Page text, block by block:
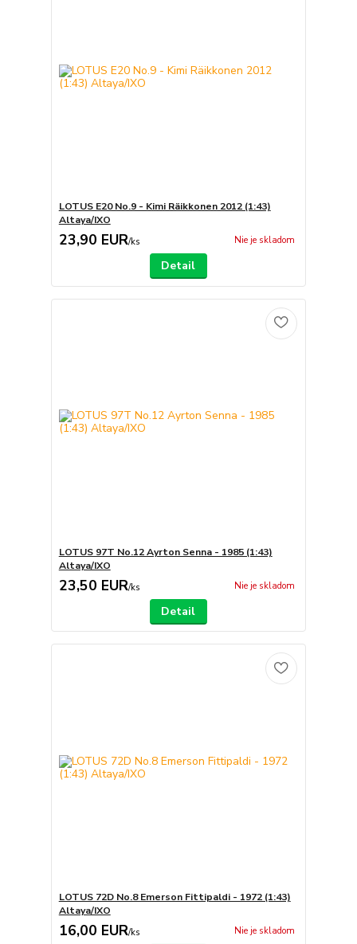
LOTUS E20 No.9 - Kimi Räikkonen 2012 (1:43)
Altaya/IXO
23,90 EUR/ks Nie je skladom
Detail
LOTUS 97T No.12 Ayrton Senna - 1985 (1:43)
Altaya/IXO
23,50 EUR/ks Nie je skladom
Detail
LOTUS 72D No.8 Emerson Fittipaldi - 1972 (1:43)
Altaya/IXO
16,00 EUR/ks Nie je skladom